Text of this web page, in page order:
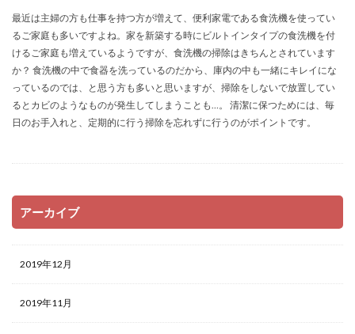
最近は主婦の方も仕事を持つ方が増えて、便利家電である食洗機を使ってい
るご家庭も多いですよね。家を新築する時にビルトインタイプの食洗機を付
けるご家庭も増えているようですが、食洗機の掃除はきちんとされています
か？ 食洗機の中で食器を洗っているのだから、庫内の中も一緒にキレイにな
っているのでは、と思う方も多いと思いますが、掃除をしないで放置してい
るとカビのようなものが発生してしまうことも…。 清潔に保つためには、毎
日のお手入れと、定期的に行う掃除を忘れずに行うのがポイントです。
アーカイブ
2019年12月
2019年11月